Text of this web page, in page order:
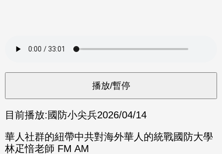
目前播放: 國防小尖兵2026/04/14
華人社群的紐帶中共對海外華人的統戰國防大學
林疋愔老師 FM AM